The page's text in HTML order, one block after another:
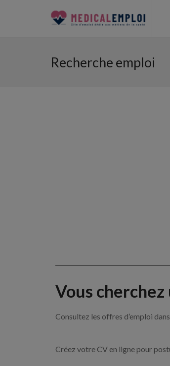
Recherche emploi
Vous cherchez
Consultez les offres d’emploi
Créez votre CV en ligne pour